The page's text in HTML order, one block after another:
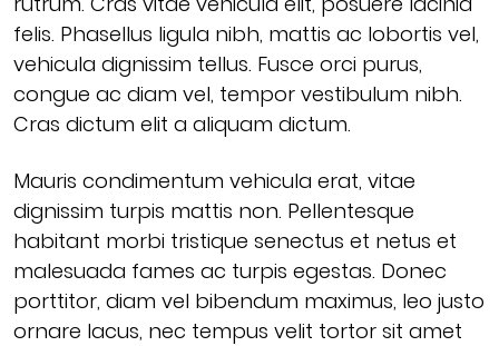
felis. Phasellus ligula nibh, mattis ac lobortis vel,
vehicula dignissim tellus. Fusce orci purus,
congue ac diam vel, tempor vestibulum nibh.
Cras dictum elit a aliquam dictum.
Mauris condimentum vehicula erat, vitae
dignissim turpis mattis non. Pellentesque
habitant morbi tristique senectus et netus et
malesuada fames ac turpis egestas. Donec
porttitor, diam vel bibendum maximus, leo justo
ornare lacus, nec tempus velit tortor sit amet